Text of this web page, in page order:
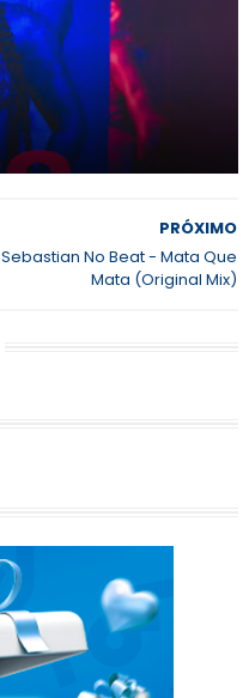
PRÓXIMO
Sebastian No Beat - Mata Que
Mata (Original Mix)